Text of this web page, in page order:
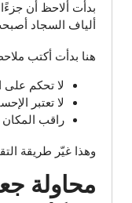
بدأت ألاحظ أن جزءًا
ألياف السجاد
هنا بدأت أكتب
لا تحكم على
لا تعتبر
راقب المكان
وهذا غيّر طريقة
محاولة